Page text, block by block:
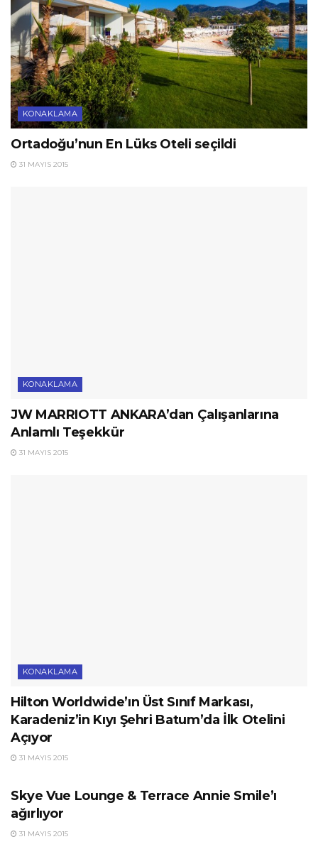
KONAKLAMA
Ortadoğu’nun En Lüks Oteli seçildi
31 MAYIS 2015
KONAKLAMA
JW MARRIOTT ANKARA’dan Çalışanlarına
Anlamlı Teşekkür
31 MAYIS 2015
KONAKLAMA
Hilton Worldwide’ın Üst Sınıf Markası,
Karadeniz’in Kıyı Şehri Batum’da İlk Otelini
Açıyor
31 MAYIS 2015
Skye Vue Lounge & Terrace Annie Smile’ı
ağırlıyor
31 MAYIS 2015